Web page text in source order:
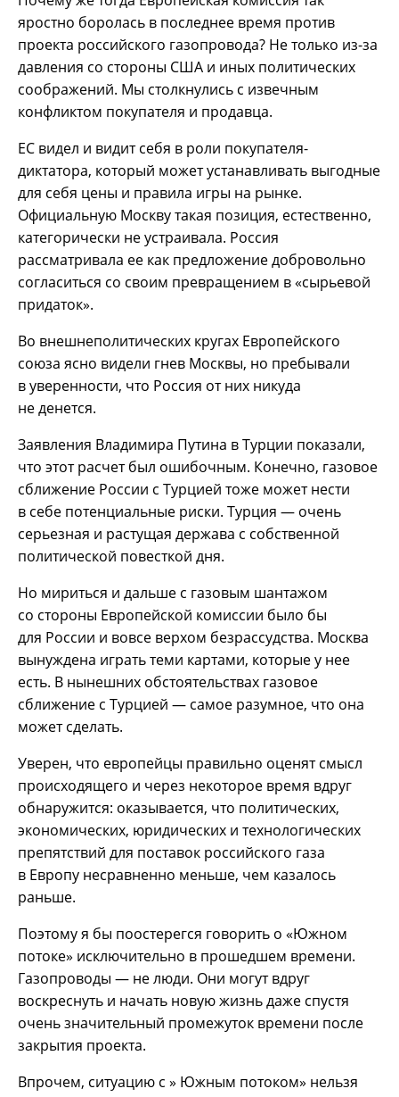
яростно боролась в последнее время против
проекта российского газопровода? Не только из-за
давления со стороны США и иных политических
соображений. Мы столкнулись с извечным
конфликтом покупателя и продавца.
ЕС видел и видит себя в роли покупателя-
диктатора, который может устанавливать выгодные
для себя цены и правила игры на рынке.
Официальную Москву такая позиция, естественно,
категорически не устраивала. Россия
рассматривала ее как предложение добровольно
согласиться со своим превращением в «сырьевой
придаток».
Во внешнеполитических кругах Европейского
союза ясно видели гнев Москвы, но пребывали
в уверенности, что Россия от них никуда
не денется.
Заявления Владимира Путина в Турции показали,
что этот расчет был ошибочным. Конечно, газовое
сближение России с Турцией тоже может нести
в себе потенциальные риски. Турция — очень
серьезная и растущая держава с собственной
политической повесткой дня.
Но мириться и дальше с газовым шантажом
со стороны Европейской комиссии было бы
для России и вовсе верхом безрассудства. Москва
вынуждена играть теми картами, которые у нее
есть. В нынешних обстоятельствах газовое
сближение с Турцией — самое разумное, что она
может сделать.
Уверен, что европейцы правильно оценят смысл
происходящего и через некоторое время вдруг
обнаружится: оказывается, что политических,
экономических, юридических и технологических
препятствий для поставок российского газа
в Европу несравненно меньше, чем казалось
раньше.
Поэтому я бы поостерегся говорить о «Южном
потоке» исключительно в прошедшем времени.
Газопроводы — не люди. Они могут вдруг
воскреснуть и начать новую жизнь даже спустя
очень значительный промежуток времени после
закрытия проекта.
Впрочем, ситуацию с » Южным потоком» нельзя